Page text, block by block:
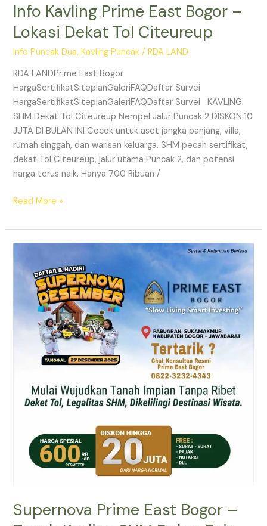
Info Kavling Prime East Bogor –
Lokasi Dekat Tol Citeureup
Info Puncak Dua,Kavling Puncak /RDA LAND
RDA LANDPrime East Bogor
HargaSertifikatSiteplanGaleriFAQDaftar Survei
HargaSertifikatSiteplanGaleriFAQDaftar Survei KAVLING
SHM Dekat Tol Citeureup Nempel Jalur Puncak 2 DISKON 10
JUTA DI BULAN INI Cocok untuk aset jangka panjang, villa,
rumah singgah, dan warisan keluarga. SHM pecah sertifikat,
dekat Tol Citeureup, jalur utama Puncak 2, dan potensi
harga terus naik. Hanya 700 Ribuan /
Read More »
Supernova Prime East Bogor –
Prime
East
Bogor
Kavling
Citeureup